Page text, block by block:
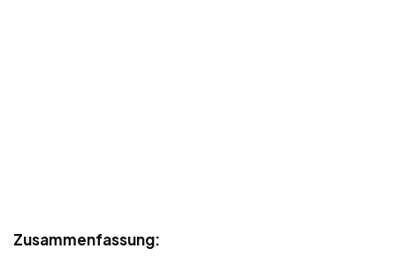
Zusammenfassung: